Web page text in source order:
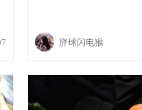
胖球闪电猴